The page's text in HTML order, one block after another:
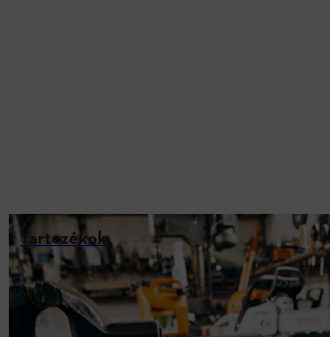
Tartozékok